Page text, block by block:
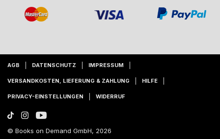
AGB DATENSCHUTZ IMPRESSUM
VERSANDKOSTEN, LIEFERUNG & ZAHLUNG HILFE
PRIVACY-EINSTELLUNGEN WIDERRUF
© Books on Demand GmbH, 2026